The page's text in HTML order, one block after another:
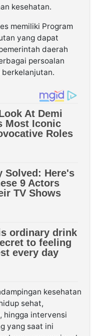
kesehatan.
memiliki Program
yang dapat
daerah
persoalan
kesehatan
sehat,
hingga intervensi
yang saat ini